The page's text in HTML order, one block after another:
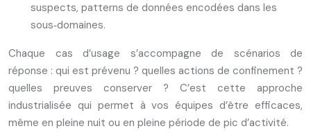
suspects, patterns de données encodées dans les
sous‑domaines.
Chaque cas d’usage s’accompagne de scénarios de
réponse : qui est prévenu ? quelles actions de confinement ?
quelles preuves conserver ? C’est cette approche
industrialisée qui permet à vos équipes d’être efficaces,
même en pleine nuit ou en pleine période de pic d’activité.